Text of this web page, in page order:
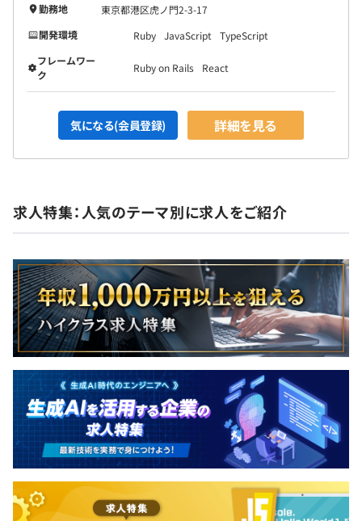
勤務地
東京都港区虎ノ門2-3-17
開発環境
Ruby JavaScript
TypeScript
フレームワー
ク
Ruby on Rails React
気になる(会員登録) 詳細を見る
求人特集：人気のテーマ別に求人をご紹介